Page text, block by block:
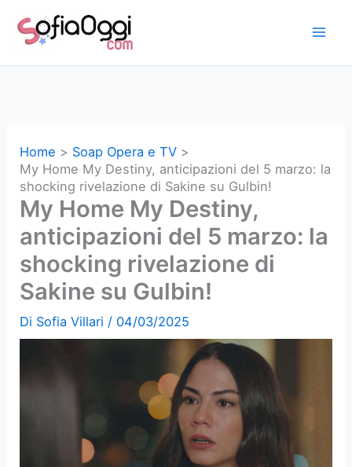
Home
Soap Opera e TV
My Home My Destiny, anticipazioni del 5 marzo: la
shocking rivelazione di Sakine su Gulbin!
My Home My Destiny,
anticipazioni del 5 marzo: la
shocking rivelazione di
Sakine su Gulbin!
Di Sofia Villari / 04/03/2025